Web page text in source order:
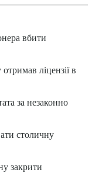
вбити
ліцензії в
за незаконно
столичну
закрити